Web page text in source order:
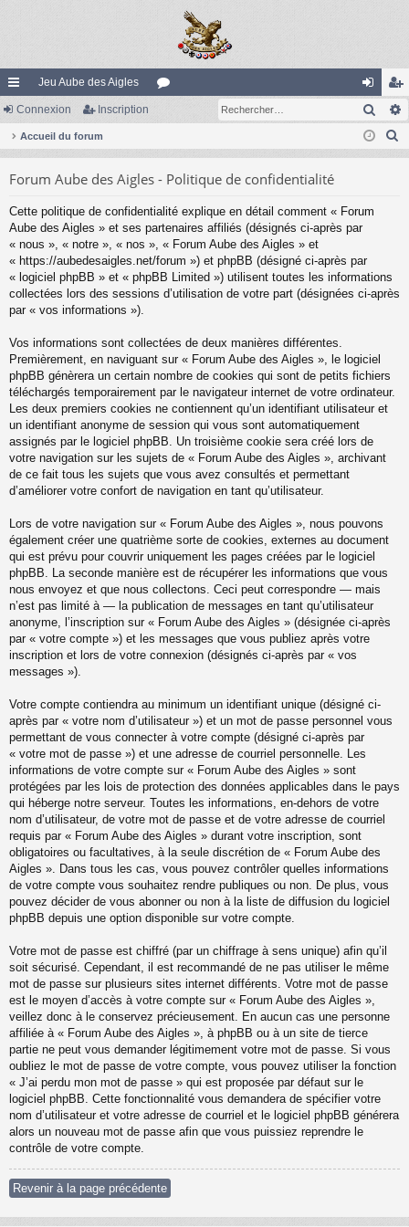
ac
co
s
Jeu Aube des Aigles
on
ne
ns
cri
Connexion Inscription
Accueil du forum
Forum Aube des Aigles - Politique de confidentialité
Cette politique de confidentialité explique en détail comment « Forum
Aube des Aigles » et ses partenaires affiliés (désignés ci-après par
« nous », « notre », « nos », « Forum Aube des Aigles » et
« https://aubedesaigles.net/forum ») et phpBB (désigné ci-après par
« logiciel phpBB » et « phpBB Limited ») utilisent toutes les informations
collectées lors des sessions d’utilisation de votre part (désignées ci-après
par « vos informations »).
Vos informations sont collectées de deux manières différentes.
Premièrement, en naviguant sur « Forum Aube des Aigles », le logiciel
phpBB génèrera un certain nombre de cookies qui sont de petits fichiers
téléchargés temporairement par le navigateur internet de votre ordinateur.
Les deux premiers cookies ne contiennent qu’un identifiant utilisateur et
un identifiant anonyme de session qui vous sont automatiquement
assignés par le logiciel phpBB. Un troisième cookie sera créé lors de
votre navigation sur les sujets de « Forum Aube des Aigles », archivant
de ce fait tous les sujets que vous avez consultés et permettant
d’améliorer votre confort de navigation en tant qu’utilisateur.
Lors de votre navigation sur « Forum Aube des Aigles », nous pouvons
également créer une quatrième sorte de cookies, externes au document
qui est prévu pour couvrir uniquement les pages créées par le logiciel
phpBB. La seconde manière est de récupérer les informations que vous
nous envoyez et que nous collectons. Ceci peut correspondre — mais
n’est pas limité à — la publication de messages en tant qu’utilisateur
anonyme, l’inscription sur « Forum Aube des Aigles » (désignée ci-après
par « votre compte ») et les messages que vous publiez après votre
inscription et lors de votre connexion (désignés ci-après par « vos
messages »).
Votre compte contiendra au minimum un identifiant unique (désigné ci-
après par « votre nom d’utilisateur ») et un mot de passe personnel vous
permettant de vous connecter à votre compte (désigné ci-après par
« votre mot de passe ») et une adresse de courriel personnelle. Les
informations de votre compte sur « Forum Aube des Aigles » sont
protégées par les lois de protection des données applicables dans le pays
qui héberge notre serveur. Toutes les informations, en-dehors de votre
nom d’utilisateur, de votre mot de passe et de votre adresse de courriel
requis par « Forum Aube des Aigles » durant votre inscription, sont
obligatoires ou facultatives, à la seule discrétion de « Forum Aube des
Aigles ». Dans tous les cas, vous pouvez contrôler quelles informations
de votre compte vous souhaitez rendre publiques ou non. De plus, vous
pouvez décider de vous abonner ou non à la liste de diffusion du logiciel
phpBB depuis une option disponible sur votre compte.
Votre mot de passe est chiffré (par un chiffrage à sens unique) afin qu’il
soit sécurisé. Cependant, il est recommandé de ne pas utiliser le même
mot de passe sur plusieurs sites internet différents. Votre mot de passe
est le moyen d’accès à votre compte sur « Forum Aube des Aigles »,
veillez donc à le conservez précieusement. En aucun cas une personne
affiliée à « Forum Aube des Aigles », à phpBB ou à un site de tierce
partie ne peut vous demander légitimement votre mot de passe. Si vous
oubliez le mot de passe de votre compte, vous pouvez utiliser la fonction
« J’ai perdu mon mot de passe » qui est proposée par défaut sur le
logiciel phpBB. Cette fonctionnalité vous demandera de spécifier votre
nom d’utilisateur et votre adresse de courriel et le logiciel phpBB générera
alors un nouveau mot de passe afin que vous puissiez reprendre le
contrôle de votre compte.
Revenir à la page précédente